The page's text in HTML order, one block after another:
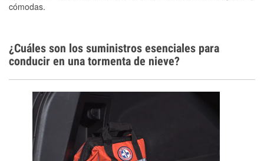
cómodas.
¿Cuáles son los suministros esenciales para
conducir en una tormenta de nieve?